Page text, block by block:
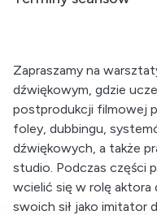
Zapraszamy na
dźwiękowym, gdzie
postprodukcji filmowej
foley, dubbingu,
dźwiękowych, a także
studio. Podczas części
wcielić się w rolę
swoich sił jako imitator